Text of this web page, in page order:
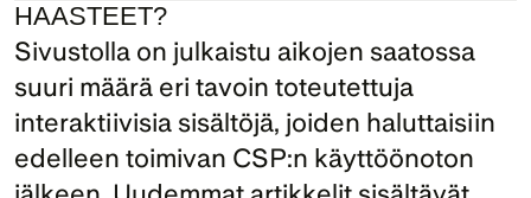
HAASTEET?
Sivustolla on julkaistu aikojen saatossa
suuri määrä eri tavoin toteutettuja
interaktiivisia sisältöjä, joiden haluttaisiin
edelleen toimivan CSP:n käyttöönoton